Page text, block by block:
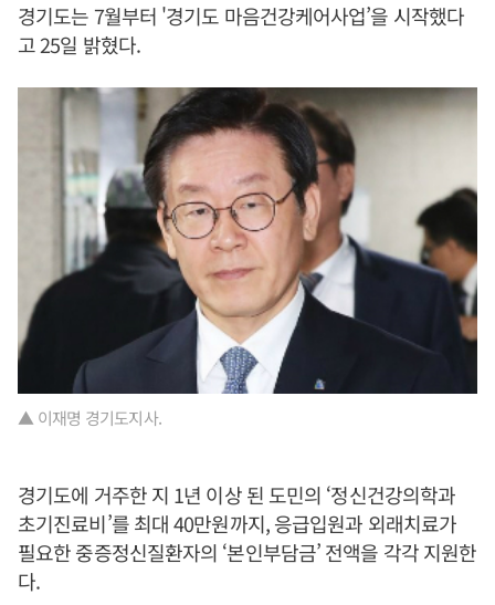
경기도는 7월부터 '경기도 마음건강케어사업’을 시작했다
고 25일 밝혔다.
▲ 이재명 경기도지사.
경기도에 거주한 지 1년 이상 된 도민의 ‘정신건강의학과
초기진료비’를 최대 40만원까지, 응급입원과 외래치료가
필요한 중증정신질환자의 ‘본인부담금’ 전액을 각각 지원한
다.